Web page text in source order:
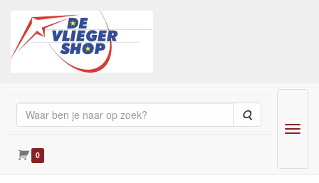
Zoeken
0
Menu